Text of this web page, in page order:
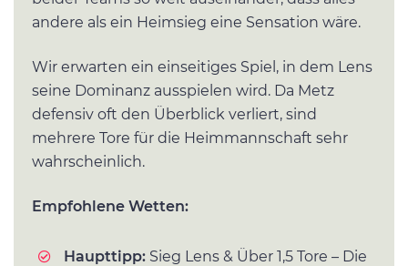
andere als ein Heimsieg eine Sensation wäre.
Wir erwarten ein einseitiges Spiel, in dem Lens
seine Dominanz ausspielen wird. Da Metz
defensiv oft den Überblick verliert, sind
mehrere Tore für die Heimmannschaft sehr
wahrscheinlich.
Empfohlene Wetten:
Haupttipp: Sieg Lens & Über 1,5 Tore – Die